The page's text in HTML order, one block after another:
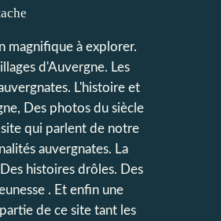
magnifique à explorer.
d'Auvergne. Les
L'histoire et
Des photos du siècle
qui parlent de notre
auvergnates. La
histoires drôles. Des
. Et enfin une
de ce site tant les